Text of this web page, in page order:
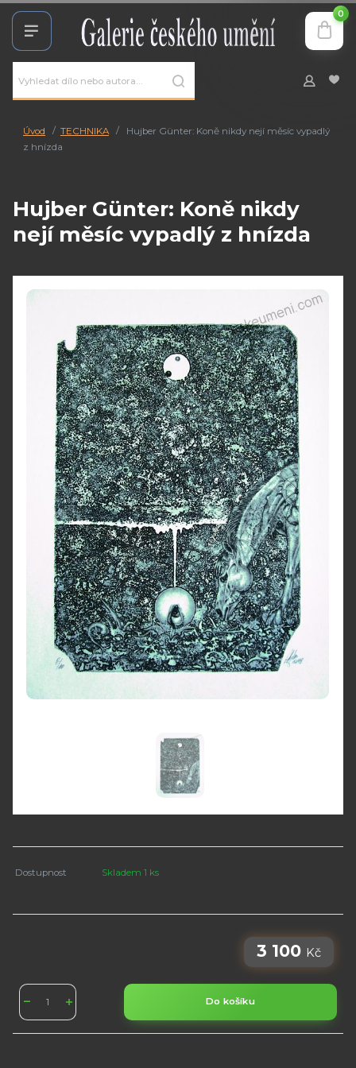
0
Úvod TECHNIKA
Hujber Günter: Koně nikdy nejí měsíc vypadlý
z hnízda
Hujber Günter: Koně nikdy
nejí měsíc vypadlý z hnízda
Dostupnost Skladem 1 ks
3 100 Kč
Do košíku